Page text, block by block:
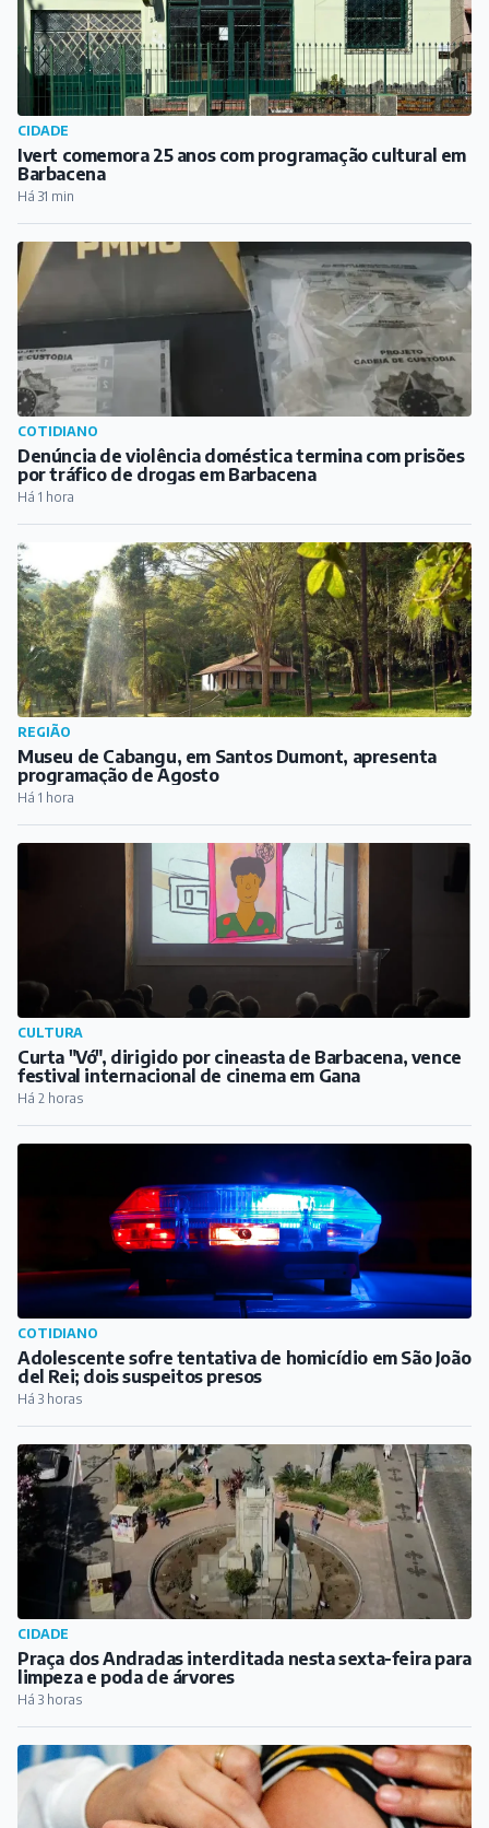
CIDADE
Ivert comemora 25 anos com programação cultural em
Barbacena
Há 31 min
COTIDIANO
Denúncia de violência doméstica termina com prisões
por tráfico de drogas em Barbacena
Há 1 hora
REGIÃO
Museu de Cabangu, em Santos Dumont, apresenta
programação de Agosto
Há 1 hora
CULTURA
Curta "Vó", dirigido por cineasta de Barbacena, vence
festival internacional de cinema em Gana
Há 2 horas
COTIDIANO
Adolescente sofre tentativa de homicídio em São João
del Rei; dois suspeitos presos
Há 3 horas
CIDADE
Praça dos Andradas interditada nesta sexta-feira para
limpeza e poda de árvores
Há 3 horas